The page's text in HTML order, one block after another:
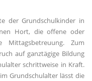
der Grundschulkinder in
Hort, die offene oder
Mittagsbetreuung. Zum
auf ganztägige Bildung
schrittweise in Kraft.
Grundschulalter lässt die